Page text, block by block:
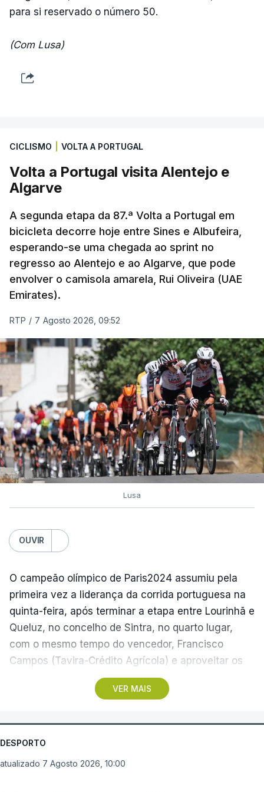
para si reservado o número 50.
(Com Lusa)
CICLISMO VOLTA A PORTUGAL
Volta a Portugal visita Alentejo e
Algarve
A segunda etapa da 87.ª Volta a Portugal em
bicicleta decorre hoje entre Sines e Albufeira,
esperando-se uma chegada ao sprint no
regresso ao Alentejo e ao Algarve, que pode
envolver o camisola amarela, Rui Oliveira (UAE
Emirates).
RTP / 7 Agosto 2026, 09:52
Lusa
OUVIR
VER MAIS
O campeão olímpico de Paris2024 assumiu pela
primeira vez a liderança da corrida portuguesa na
quinta-feira, após terminar a etapa entre Lourinhã e
Queluz, no concelho de Sintra, no quarto lugar,
com o mesmo tempo do vencedor, Francisco
Campos (Tavira-Crédito Agrícola) e aproveitar os
05.28 minutos perdidos pelo colega Julius
Johansen, vencedor do prólogo, para envergar a
Três anos depois da etapa que ligou Sines e Loulé,
com vitória de João Matias (Tavfer-Ovos
DESPORTO
atualizado 7 Agosto 2026, 10:00